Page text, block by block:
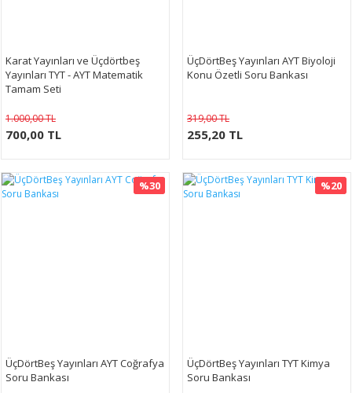
Karat Yayınları ve Üçdörtbeş
Yayınları TYT - AYT Matematik
Tamam Seti
1.000,00 TL
700,00 TL
ÜçDörtBeş Yayınları AYT Biyoloji
Konu Özetli Soru Bankası
319,00 TL
255,20 TL
%30
ÜçDörtBeş Yayınları AYT Coğrafya
Soru Bankası
%20
ÜçDörtBeş Yayınları TYT Kimya
Soru Bankası